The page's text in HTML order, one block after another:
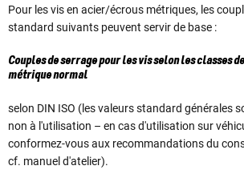
Pour les vis en acier/écrous métriques, les
standard suivants peuvent servir de base :
Couples de serrage pour les vis selon les classes
métrique normal
selon DIN ISO (les valeurs standard générales
non à l'utilisation – en cas d'utilisation sur
conformez-vous aux recommandations du
cf. manuel d'atelier).